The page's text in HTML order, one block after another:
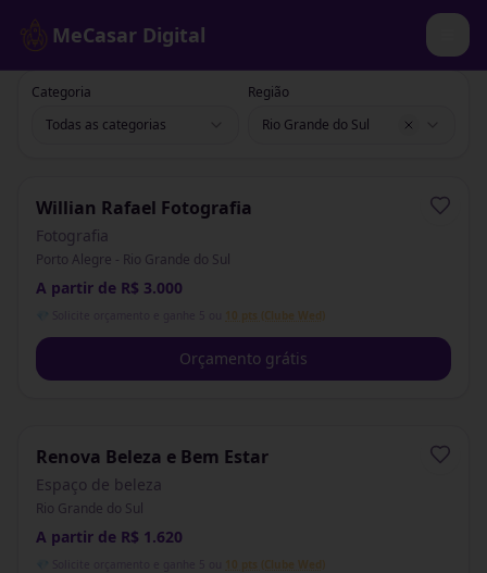
MeCasar Digital
Categoria
Todas as categorias
Região
Rio Grande do Sul
Willian Rafael Fotografia
Fotografia
Porto Alegre - Rio Grande do Sul
A partir de R$ 3.000
10 pts (Clube Wed)
Orçamento grátis
Renova Beleza e Bem Estar
Espaço de beleza
Rio Grande do Sul
A partir de R$ 1.620
10 pts (Clube Wed)